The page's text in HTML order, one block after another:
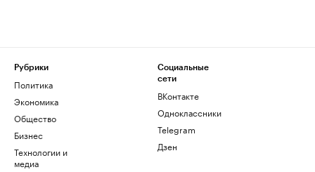
Рубрики
Политика
Экономика
Общество
Бизнес
Технологии и
медиа
Социальные
сети
ВКонтакте
Одноклассники
Telegram
Дзен